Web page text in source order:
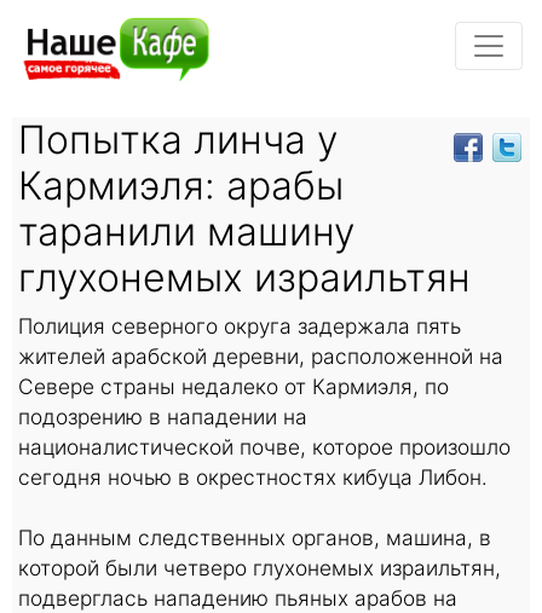
Попытка линча у
Кармиэля: арабы
таранили машину
глухонемых израильтян
Полиция северного округа задержала пять
жителей арабской деревни, расположенной на
Севере страны недалеко от Кармиэля, по
подозрению в нападении на
националистической почве, которое произошло
сегодня ночью в окрестностях кибуца Либон.
По данным следственных органов, машина, в
которой были четверо глухонемых израильтян,
подверглась нападению пьяных арабов на